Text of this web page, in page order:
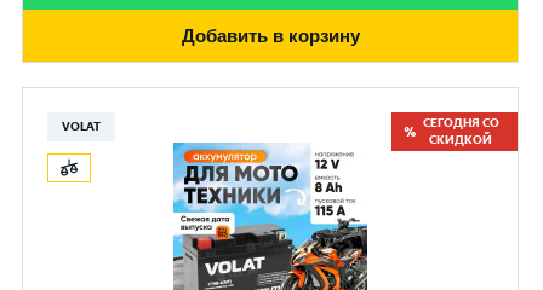
Добавить в корзину
VOLAT
СЕГОДНЯ СО
СКИДКОЙ